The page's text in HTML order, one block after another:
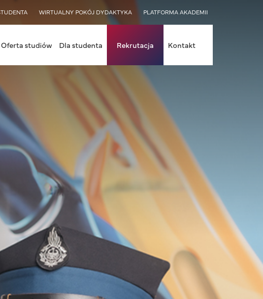
WIRTUALNY POKÓJ DYDAKTYKA PLATFORMA AKADEMII
Oferta studiów Dla studenta Rekrutacja Kontakt